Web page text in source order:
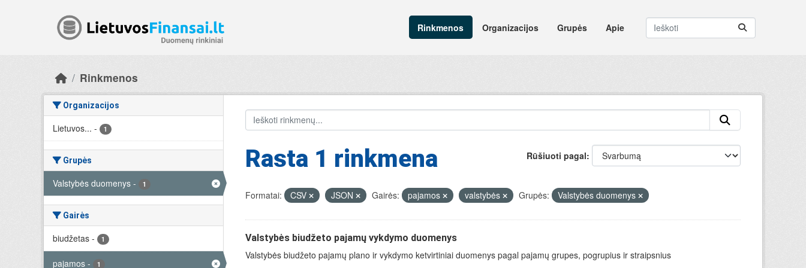
Rinkmenos
Organizacijos Grupės Apie
Rinkmenos
Organizacijos
Lietuvos... - 1
Grupės
Valstybės duomenys - 1
Gairės
biudžetas - 1
pajamos - 1
Rūšiuoti pagal
Rasta 1 rinkmena
Formatai: CSV JSON Gairės: pajamos valstybės Grupės: Valstybės duomenys
Valstybės biudžeto pajamų vykdymo duomenys
Valstybės biudžeto pajamų plano ir vykdymo ketvirtiniai duomenys pagal pajamų grupes, pogrupius ir straipsnius